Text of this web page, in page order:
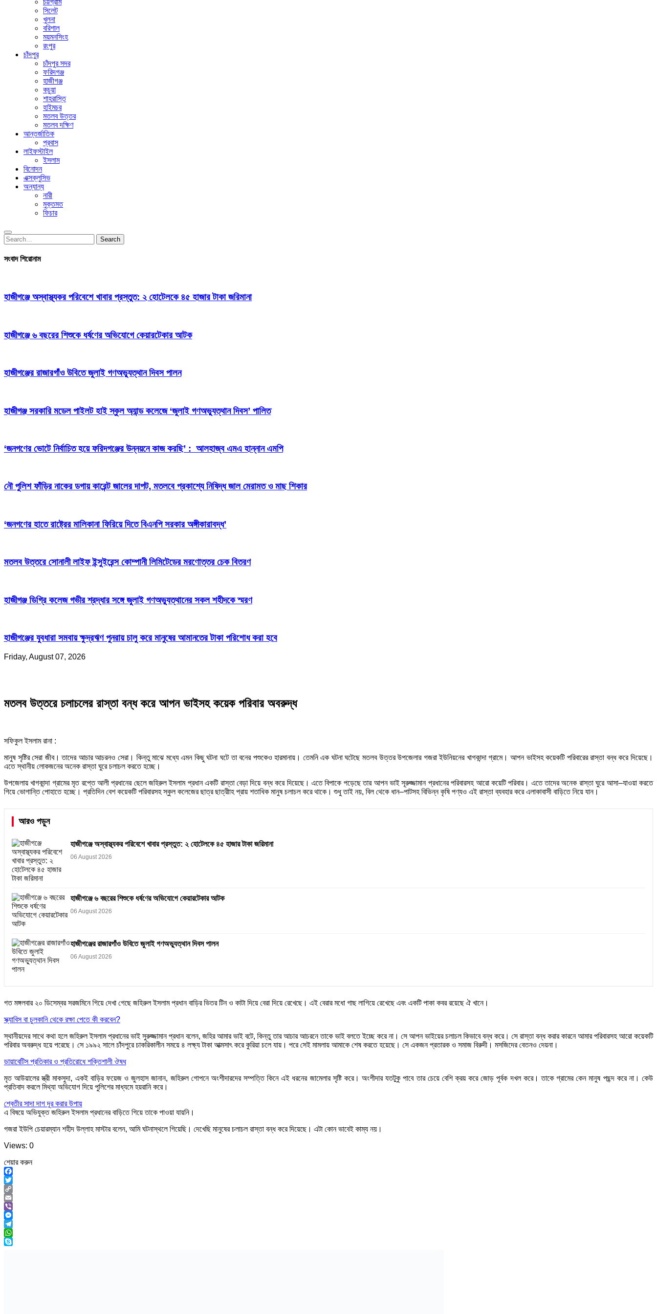
চট্টগ্রাম
সিলেট
খুলনা
বরিশাল
ময়মনসিংহ
রংপুর
চাঁদপুর
চাঁদপুর সদর
ফরিদগঞ্জ
হাজীগঞ্জ
কচুয়া
শাহরাস্তি
হাইমচর
মতলব উত্তর
মতলব দক্ষিণ
আন্তর্জাতিক
প্রবাস
লাইফস্টাইল
ইসলাম
বিনোদন
এক্সক্লুসিভ
অন্যান্য
নারী
মুক্তমত
ফিচার
Search
for:
Search
সংবাদ শিরোনাম
হাজীগঞ্জে অস্বাস্থ্যকর পরিবেশে খাবার প্রস্তুত: ২ হোটেলকে ৪৫ হাজার টাকা জরিমানা
হাজীগঞ্জে ৬ বছরের শিশুকে ধর্ষণের অভিযোগে কেয়ারটেকার আটক
হাজীগঞ্জের রাজারগাঁও উবিতে জুলাই গণঅভ্যুত্থান দিবস পালন
হাজীগঞ্জ সরকারি মডেল পাইলট হাই স্কুল অ্যান্ড কলেজে ‘জুলাই গণঅভ্যুত্থান দিবস’ পালিত
‘জনগণের ভোটে নির্বাচিত হয়ে ফরিদগঞ্জের উন্নয়নে কাজ করছি’ : আলহাজ্ব এমএ হান্নান এমপি
নৌ পুলিশ ফাঁড়ির নাকের ডগায় কারেন্ট জালের দাপট, মতলবে প্রকাশ্যে নিষিদ্ধ জাল মেরামত ও মাছ শিকার
‘জনগণের হাতে রাষ্ট্রের মালিকানা ফিরিয়ে দিতে বিএনপি সরকার অঙ্গীকারাবদ্ধ’
মতলব উত্তরে সোনালী লাইফ ইন্সুইরেন্স কোম্পানী লিমিটেডের মরণোত্তর চেক বিতরণ
হাজীগঞ্জ ডিগ্রি কলেজ গভীর শ্রদ্ধার সঙ্গে জুলাই গণঅভ্যুত্থানের সকল শহীদকে স্মরণ
হাজীগঞ্জের যুবধারা সমবায় ক্ষুদ্রঋণ পুনরায় চালু করে মানুষের আমানতের টাকা পরিশোধ করা হবে
Friday, August 07, 2026
মতলব উত্তরে চলাচলের রাস্তা বন্ধ করে আপন ভাইসহ কয়েক পরিবার অবরুদ্ধ
সফিকুল ইসলাম রানা :
মানুষ সৃষ্টির সেরা জীব। তাদের আচার আচরনও সেরা। কিন্তু মাঝে মধ্যে এমন কিছু ঘটনা ঘটে তা বনের পশুকেও হারমানায়। তেমনি এক ঘটনা ঘটেছে মতলব উত্তর উপজেলার গজরা ইউনিয়নের খাগকান্দা গ্রামে। আপন ভাইসহ কয়েকটি পরিবারের রাস্তা বন্ধ করে দিয়েছে।
এতে স্থানীয় লোকজনের অনেক রাস্তা ঘুরে চলাচল করতে হচ্ছে।
উপজেলায় খাগকান্দা গ্রামের মৃত রপ্তে আলী প্রধানের ছেলে জহিরুল ইসলাম প্রধান একটি রাস্তা বেড়া দিয়ে বন্ধ করে দিয়েছে। এতে বিপাকে পড়েছে তার আপন ভাই সূরুজ্জামান প্রধানের পরিবারসহ আরো কয়েটি পরিবার। এতে তাদের অনেক রাস্তা ঘুরে আসা–যাওয়া করতে
গিয়ে ভোগান্তি পোহাতে হচ্ছে। প্রতিদিন বেশ কয়েকটি পরিবারসহ স্কুল কলেজের ছাত্র ছাত্রীাহ প্রায় শতাধিক মানুষ চলাচল করে থাকে। শুধু তাই নয়, বিল থেকে ধান–পাটসহ বিভিন্ন কৃষি পণ্যও এই রাস্তা ব্যবহার করে এলাকাবাসী বাড়িতে নিয়ে যান।
আরও পড়ুন
হাজীগঞ্জে অস্বাস্থ্যকর পরিবেশে খাবার প্রস্তুত: ২ হোটেলকে ৪৫ হাজার টাকা জরিমানা
06 August 2026
হাজীগঞ্জে ৬ বছরের শিশুকে ধর্ষণের অভিযোগে কেয়ারটেকার আটক
06 August 2026
হাজীগঞ্জের রাজারগাঁও উবিতে জুলাই গণঅভ্যুত্থান দিবস পালন
06 August 2026
গত মঙ্গলবার ২০ ডিসেম্বর সরজমিনে গিয়ে দেখা গেছে জহিরুল ইসলাম প্রধান বাড়ির ভিতর টিন ও কাটা দিয়ে বেরা দিয়ে রেখেছে। এই বেরার মধো গাছ লাগিয়ে রেখেছে এবং একটি পাকা কবর রয়েছে ঐ খানে।
স্ক্যাবিস বা চুলকানি থেকে রক্ষা পেতে কী করবেন?
স্থানীয়দের সাথে কথা হলে জহিরুল ইসলাম প্রধানের ভাই সুরুজ্জামান প্রধান বলেন, জহির আমার ভাই বটে, কিন্তু তার আচার আচরনে তাকে ভাই বলতে ইচ্ছে করে না। সে আপন ভাইয়ের চলাচল কিভাবে বন্ধ করে। সে রাস্তা বন্ধ করার কারনে আমার পরিবারসহ আরো কয়েকটি
পরিবার অবরুদ্ধ হয়ে পরেছে। সে ১৯৯২ সালে চাঁদপুরে চাকরিকালীন সময়ে ৪ লক্ষ্য টাকা আত্মসাৎ করে কুরিয়া চলে যায়। পরে সেই মামলায় আমাকে শেষ করতে হয়েছে। সে একজন প্রতারক ও সমাজ বিরুদী। মসজিদের বেতনও দেয়না।
ডায়াবেটিস প্রতিকার ও প্রতিরোধে শক্তিশালী ঔষধ
মৃত আউয়ালের স্ত্রী মাকসুদা, একই বাড়ির ফয়েজ ও জুলহাস জানান, জহিরুল গোপনে অংশীদারদের সম্পত্তি কিনে এই ধরনের জামেলার সৃষ্টি করে। অংশীদার যতটুকু পাবে তার চেয়ে বেশি ক্রয় করে জোড় পূর্বক দখল করে। তাকে গ্রামের কেন মানুষ পছন্দ করে না। কেউ
প্রতিবাদ করলে মিথ্যা অভিযোগ দিয়ে পুলিশের মাধ্যমে হয়রানি করে।
শ্বেতীর সাদা দাগ দূর করার উপায়
এ বিষয়ে অভিযুক্ত জহিরুল ইসলাম প্রধানের বাড়িতে গিয়ে তাকে পাওয়া যায়নি।
গজরা ইউপি চেয়ারম্যান শহীদ উল্লাহ মাস্টার বলেন, আমি ঘটনাস্থলে গিয়েছি। দেখেছি মানুষের চলাচল রাস্তা বন্ধ করে দিয়েছে। এটা কোন ভাবেই কাম্য নয়।
Views: 0
শেয়ার করুন
Facebook
Twitter
Copy
Link
Email
Viber
Messenger
Telegram
WhatsApp